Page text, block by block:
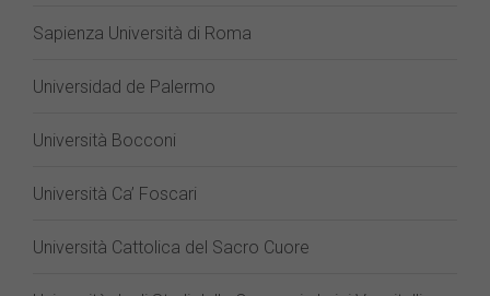
Sapienza Università di Roma
Universidad de Palermo
Università Bocconi
Università Ca’ Foscari
Università Cattolica del Sacro Cuore